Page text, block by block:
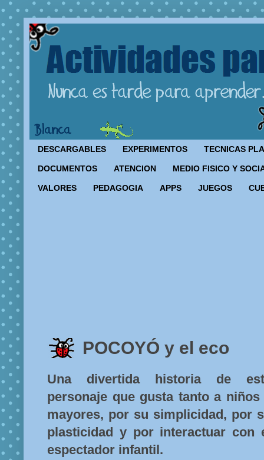
DESCARGABLES EXPERIMENTOS TECNICAS
DOCUMENTOS ATENCION MEDIO FISICO Y
VALORES PEDAGOGIA APPS JUEGOS
POCOYÓ y el eco
Una divertida historia de
personaje que gusta tanto a niños
mayores, por su simplicidad, por
plasticidad y por interactuar con
espectador infantil.